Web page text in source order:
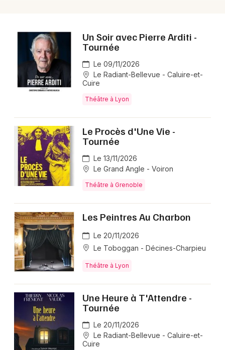
Un Soir avec Pierre Arditi -
Tournée
Le 09/11/2026
Le Radiant-Bellevue - Caluire-et-
Cuire
Théâtre à Lyon
Le Procès d'Une Vie -
Tournée
Le 13/11/2026
Le Grand Angle - Voiron
Théâtre à Grenoble
Les Peintres Au Charbon
Le 20/11/2026
Le Toboggan - Décines-Charpieu
Théâtre à Lyon
Une Heure à T'Attendre -
Tournée
Le 20/11/2026
Le Radiant-Bellevue - Caluire-et-
Cuire